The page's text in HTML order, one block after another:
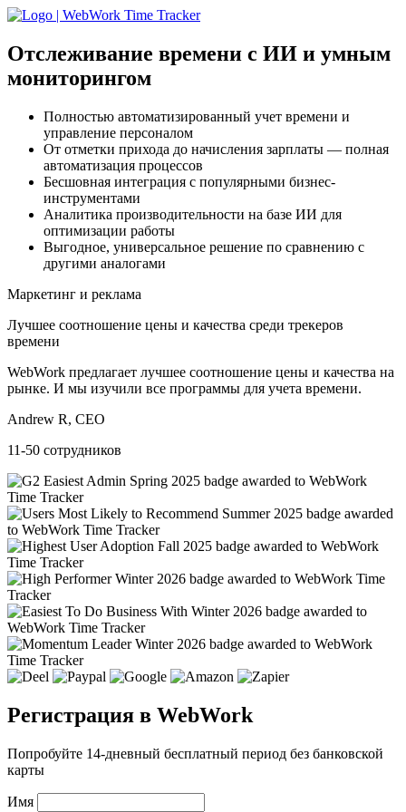
Отслеживание времени с ИИ и умным
мониторингом
Полностью автоматизированный учет времени и
управление персоналом
От отметки прихода до начисления зарплаты — полная
автоматизация процессов
Бесшовная интеграция с популярными бизнес-
инструментами
Аналитика производительности на базе ИИ для
оптимизации работы
Выгодное, универсальное решение по сравнению с
другими аналогами
Маркетинг и реклама
Лучшее соотношение цены и качества среди трекеров
времени
WebWork предлагает лучшее соотношение цены и качества на
рынке. И мы изучили все программы для учета времени.
Andrew R, CEO
11-50 сотрудников
Регистрация в WebWork
Попробуйте 14-дневный бесплатный период без банковской
карты
Имя